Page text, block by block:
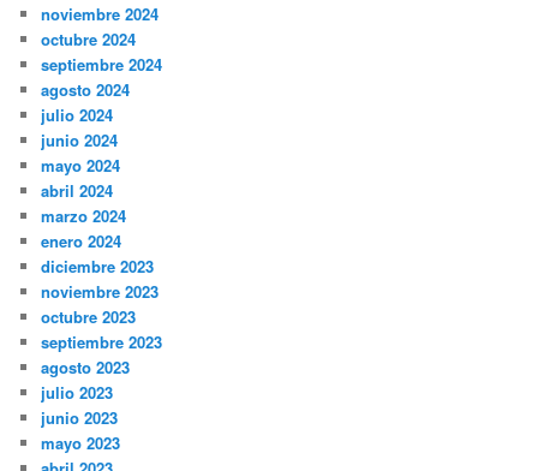
noviembre 2024
octubre 2024
septiembre 2024
agosto 2024
julio 2024
junio 2024
mayo 2024
abril 2024
marzo 2024
enero 2024
diciembre 2023
noviembre 2023
octubre 2023
septiembre 2023
agosto 2023
julio 2023
junio 2023
mayo 2023